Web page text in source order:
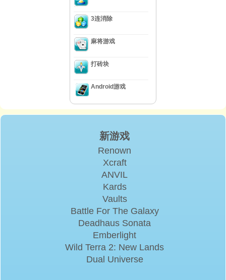
3连消除
麻将游戏
打砖块
Android游戏
新游戏
Renown
Xcraft
ANVIL
Kards
Vaults
Battle For The Galaxy
Deadhaus Sonata
Emberlight
Wild Terra 2: New Lands
Dual Universe